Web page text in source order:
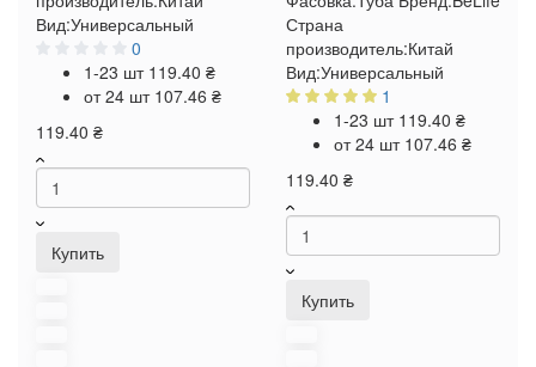
Вид:Универсальный
0
1-23 шт 119.40 ₴
от 24 шт 107.46 ₴
119.40 ₴
Купить
Страна
производитель:Китай
Вид:Универсальный
1
1-23 шт 119.40 ₴
от 24 шт 107.46 ₴
119.40 ₴
Купить